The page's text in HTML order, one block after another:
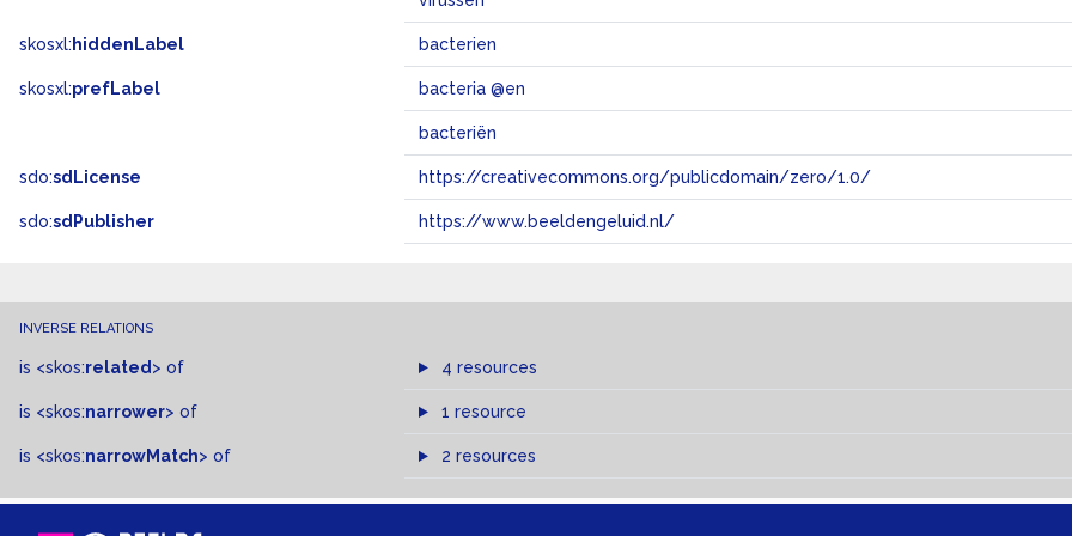
skosxl: hiddenLabel bacterien
skosxl:prefLabel bacteria @en
bacteriën
sdo:sdLicense https://creativecommons.org/publicdomain/zero/1.0/
sdo:sdPublisher https://www.beeldengeluid.nl/
INVERSE RELATIONS
is <skos:related > of 4 resources
is <skos:narrower> of 1 resource
is <skos:narrowMatch> of 2 resources